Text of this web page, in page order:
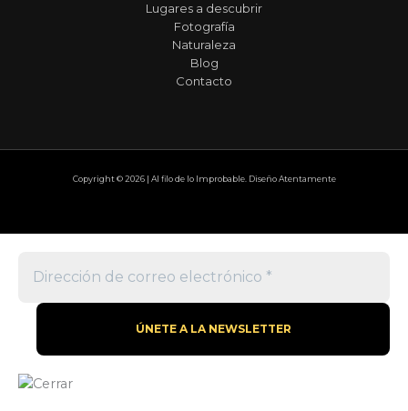
Lugares a descubrir
Fotografía
Naturaleza
Blog
Contacto
Copyright © 2026 | Al filo de lo Improbable. Diseño Atentamente